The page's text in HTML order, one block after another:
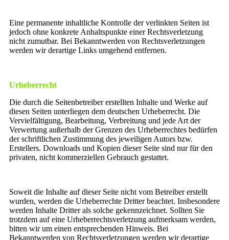
Eine permanente inhaltliche Kontrolle der verlinkten Seiten ist
jedoch ohne konkrete Anhaltspunkte einer Rechtsverletzung
nicht zumutbar. Bei Bekanntwerden von Rechtsverletzungen
werden wir derartige Links umgehend entfernen.
Urheberrecht
Die durch die Seitenbetreiber erstellten Inhalte und Werke auf
diesen Seiten unterliegen dem deutschen Urheberrecht. Die
Vervielfältigung, Bearbeitung, Verbreitung und jede Art der
Verwertung außerhalb der Grenzen des Urheberrechtes bedürfen
der schriftlichen Zustimmung des jeweiligen Autors bzw.
Erstellers. Downloads und Kopien dieser Seite sind nur für den
privaten, nicht kommerziellen Gebrauch gestattet.
Soweit die Inhalte auf dieser Seite nicht vom Betreiber erstellt
wurden, werden die Urheberrechte Dritter beachtet. Insbesondere
werden Inhalte Dritter als solche gekennzeichnet. Sollten Sie
trotzdem auf eine Urheberrechtsverletzung aufmerksam werden,
bitten wir um einen entsprechenden Hinweis. Bei
Bekanntwerden von Rechtsverletzungen werden wir derartige